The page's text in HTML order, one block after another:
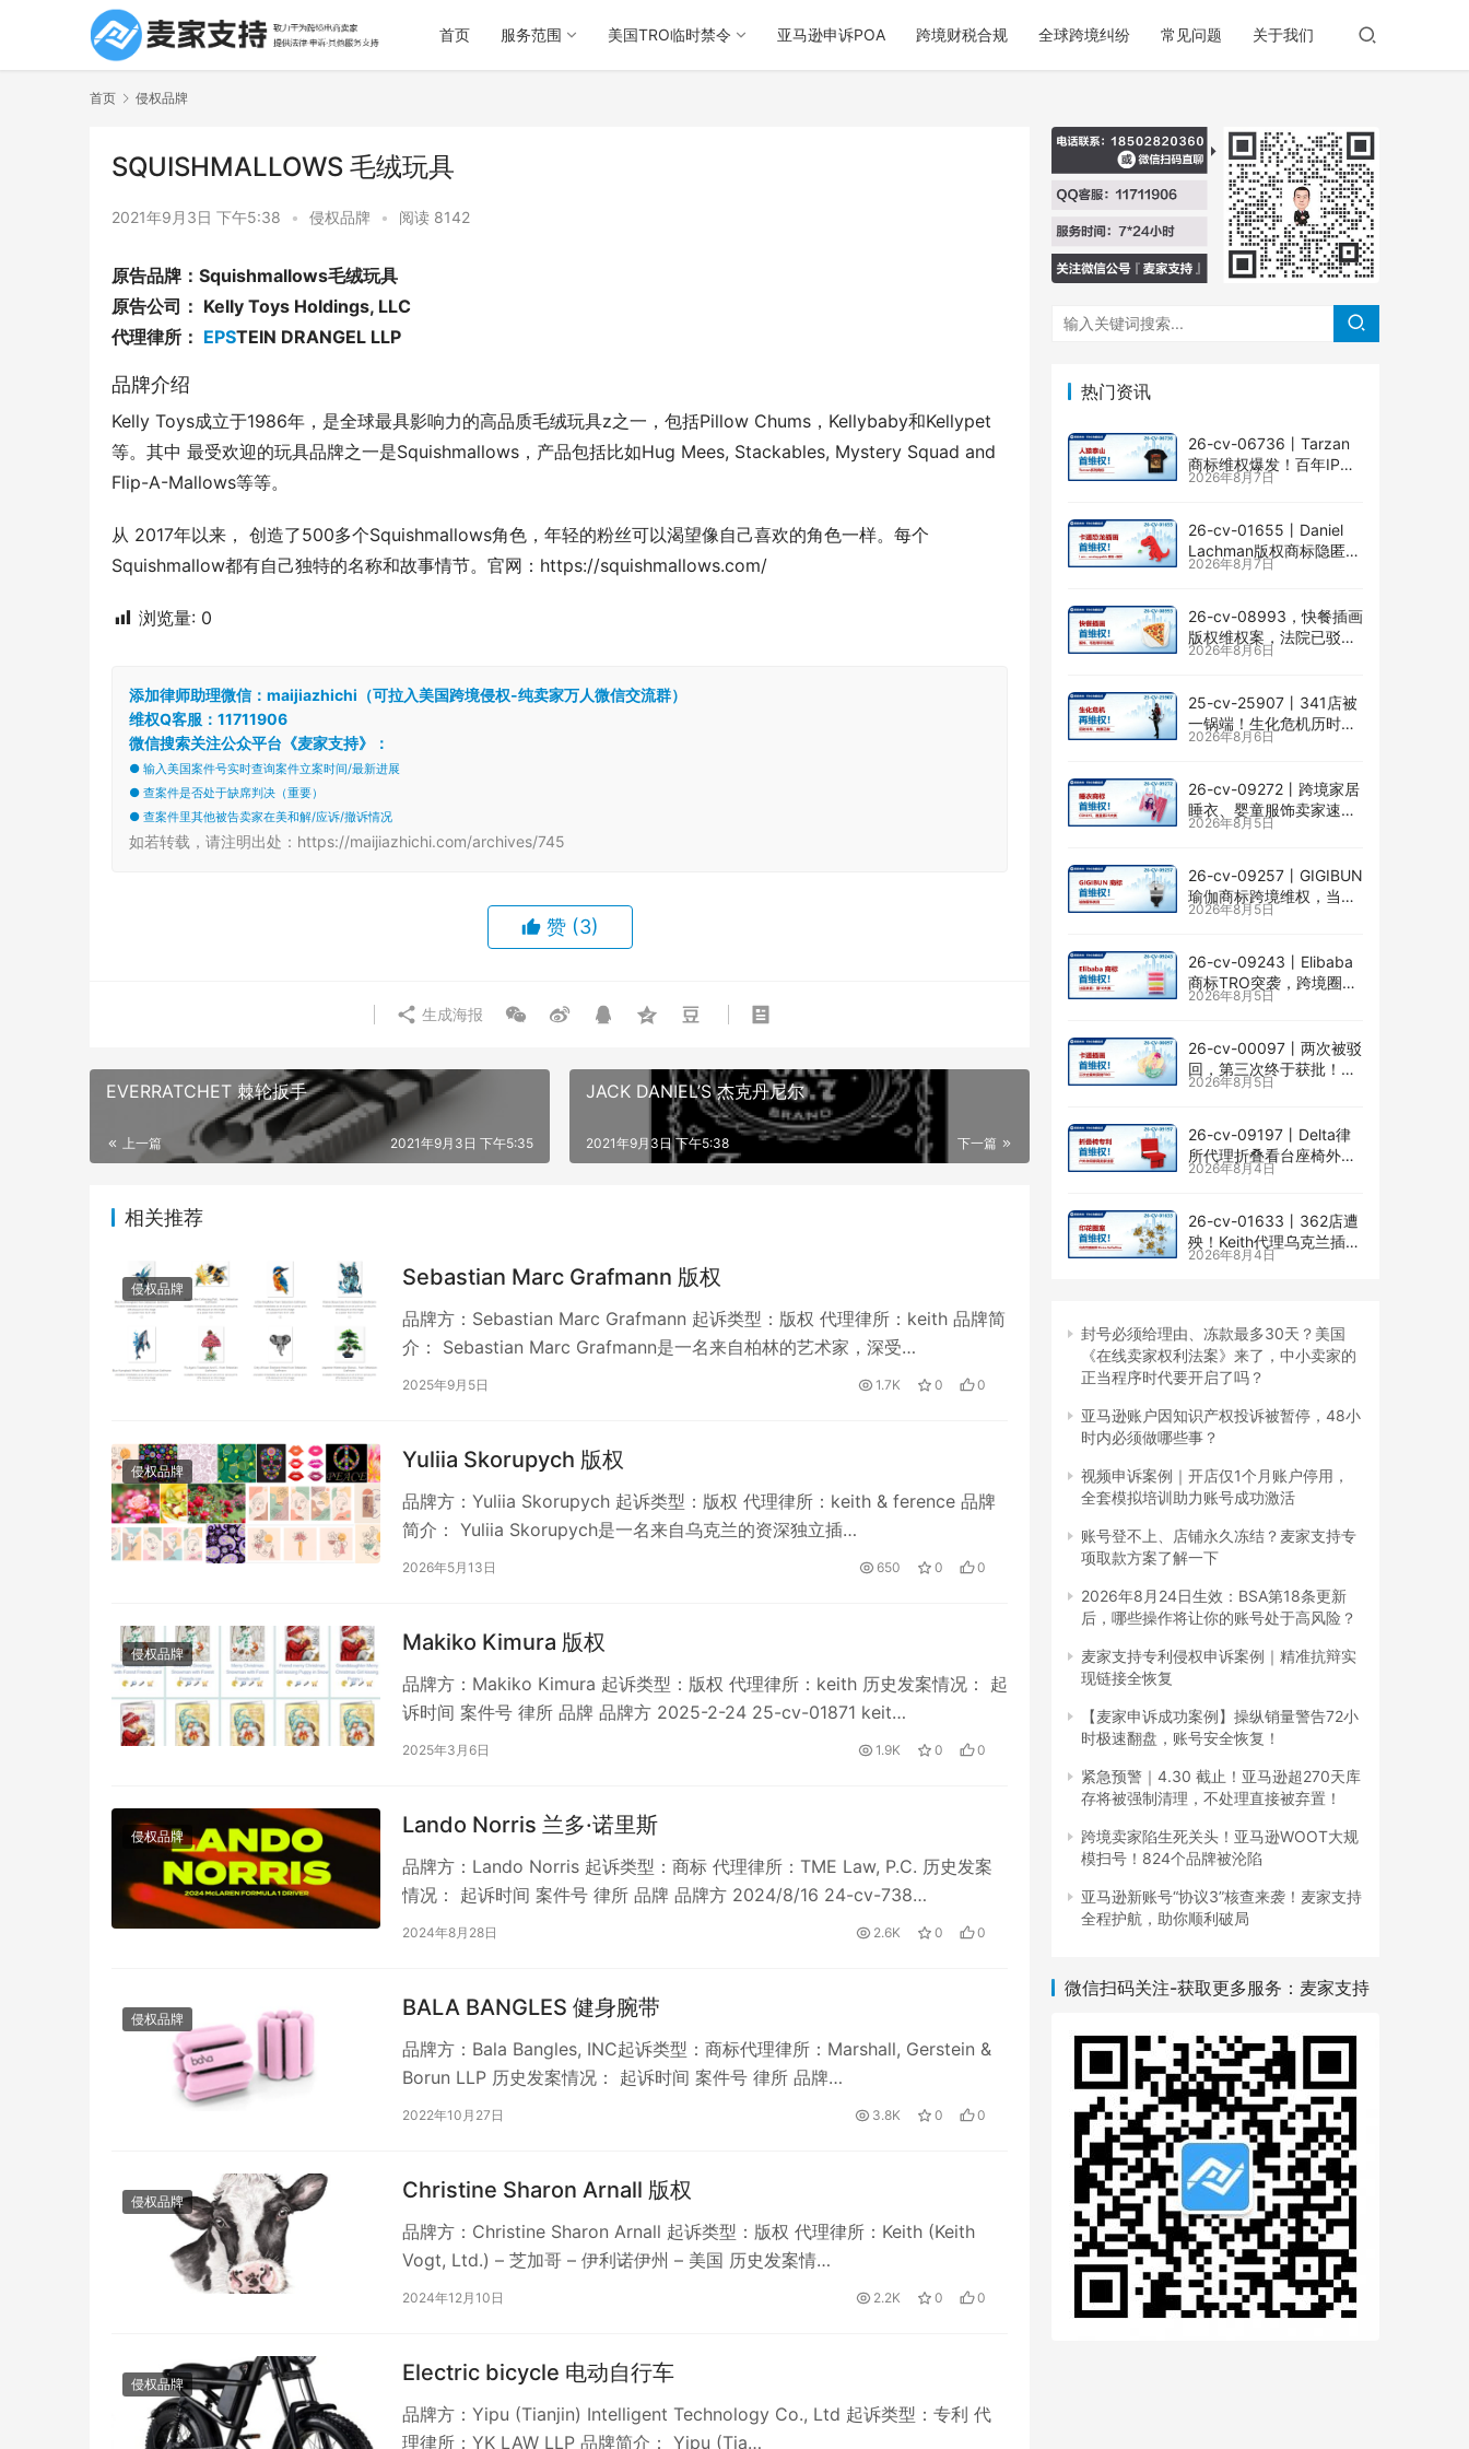
首页 服务范围 美国TRO临时禁令 亚马逊申诉POA 跨境财税合规 全球跨境纠纷 常见问题 关于我们
首页 侵权品牌
SQUISHMALLOWS 毛绒玩具
2021年9月3日 下午5:38 • 侵权品牌 • 阅读 8142
原告品牌：Squishmallows毛绒玩具
原告公司： Kelly Toys Holdings, LLC
代理律所： EPSTEIN DRANGEL LLP
品牌介绍
Kelly Toys成立于1986年，是全球最具影响力的高品质毛绒玩具z之一，包括Pillow Chums，Kellybaby和Kellypet
等。其中 最受欢迎的玩具品牌之一是Squishmallows，产品包括比如Hug Mees, Stackables, Mystery Squad and
Flip-A-Mallows等等。
从 2017年以来， 创造了500多个Squishmallows角色，年轻的粉丝可以渴望像自己喜欢的角色一样。每个
Squishmallow都有自己独特的名称和故事情节。官网：https://squishmallows.com/
浏览量: 0
添加律师助理微信：maijiazhichi（可拉入美国跨境侵权-纯卖家万人微信交流群）
维权Q客服：11711906
微信搜索关注公众平台《麦家支持》：
● 输入美国案件号实时查询案件立案时间/最新进展
● 查案件是否处于缺席判决（重要）
● 查案件里其他被告卖家在美和解/应诉/撤诉情况
如若转载，请注明出处：https://maijiazhichi.com/archives/745
赞 (3)
生成海报
EVERRATCHET 棘轮扳手
上一篇 2021年9月3日 下午5:35
JACK DANIEL’S 杰克丹尼尔
下一篇
2021年9月3日 下午5:38
相关推荐
侵权品牌 Sebastian Marc Grafmann 版权
品牌方：Sebastian Marc Grafmann 起诉类型：版权 代理律所：keith 品牌简
介： Sebastian Marc Grafmann是一名来自柏林的艺术家，深受…
2025年9月5日 1.7K 0 0
侵权品牌 Yuliia Skorupych 版权
品牌方：Yuliia Skorupych 起诉类型：版权 代理律所：keith & ference 品牌
简介： Yuliia Skorupych是一名来自乌克兰的资深独立插…
2026年5月13日 650 0 0
侵权品牌 Makiko Kimura 版权
品牌方：Makiko Kimura 起诉类型：版权 代理律所：keith 历史发案情况： 起
诉时间 案件号 律所 品牌 品牌方 2025-2-24 25-cv-01871 keit…
2025年3月6日 1.9K 0 0
侵权品牌 Lando Norris 兰多·诺里斯
品牌方：Lando Norris 起诉类型：商标 代理律所：TME Law, P.C. 历史发案
情况： 起诉时间 案件号 律所 品牌 品牌方 2024/8/16 24-cv-738…
2024年8月28日 2.6K 0 0
侵权品牌 BALA BANGLES 健身腕带
品牌方：Bala Bangles, INC起诉类型：商标代理律所：Marshall, Gerstein &
Borun LLP 历史发案情况： 起诉时间 案件号 律所 品牌…
2022年10月27日 3.8K 0 0
侵权品牌 Christine Sharon Arnall 版权
品牌方：Christine Sharon Arnall 起诉类型：版权 代理律所：Keith (Keith
Vogt, Ltd.) – 芝加哥 – 伊利诺伊州 – 美国 历史发案情…
2024年12月10日 2.2K 0 0
侵权品牌 Electric bicycle 电动自行车
品牌方：Yipu (Tianjin) Intelligent Technology Co., Ltd 起诉类型：专利 代
理律所：YK LAW LLP 品牌简介： Yipu (Tia…
热门资讯
26-cv-06736㇑Tarzan
商标维权爆发！百年IP下
场TRO横扫多个类目
2026年8月7日
26-cv-01655㇑Daniel
Lachman版权商标隐匿维
权，I am… unstoppable
2026年8月7日
26-cv-08993，快餐插画
版权维权案，法院已驳回
批量合并，剩余商家不要
2026年8月6日
25-cv-25907㇑341店被
一锅端！生化危机历时半
年TRO传票已发，8月24
2026年8月6日
26-cv-09272㇑跨境家居
睡衣、婴童服饰卖家速自
查CENLYE商标滥用情况
2026年8月5日
26-cv-09257㇑GIGIBUN
瑜伽商标跨境维权，当心
TRO冻结风险
2026年8月5日
26-cv-09243㇑Elibaba
商标TRO突袭，跨境圈内
卷持续升级
2026年8月5日
26-cv-00097㇑两次被驳
回，第三次终于获批！几
乎被遗忘的Senay
全面来袭
2026年8月5日
26-cv-09197㇑Delta律
所代理折叠看台座椅外观
专利维权，11个亚马逊卖
2026年8月4日
26-cv-01633㇑362店遭
殃！Keith代理乌克兰插画
师Elvira Safiullina四款版
2026年8月4日
封号必须给理由、冻款最多30天？美国
《在线卖家权利法案》来了，中小卖家的
正当程序时代要开启了吗？
亚马逊账户因知识产权投诉被暂停，48小
时内必须做哪些事？
视频申诉案例｜开店仅1个月账户停用，
全套模拟培训助力账号成功激活
账号登不上、店铺永久冻结？麦家支持专
项取款方案了解一下
2026年8月24日生效：BSA第18条更新
后，哪些操作将让你的账号处于高风险？
麦家支持专利侵权申诉案例｜精准抗辩实
现链接全恢复
【麦家申诉成功案例】操纵销量警告72小
时极速翻盘，账号安全恢复！
紧急预警｜4.30 截止！亚马逊超270天库
存将被强制清理，不处理直接被弃置！
跨境卖家陷生死关头！亚马逊WOOT大规
模扫号！824个品牌被沦陷
亚马逊新账号“协议3”核查来袭！麦家支持
全程护航，助你顺利破局
微信扫码关注-获取更多服务：麦家支持